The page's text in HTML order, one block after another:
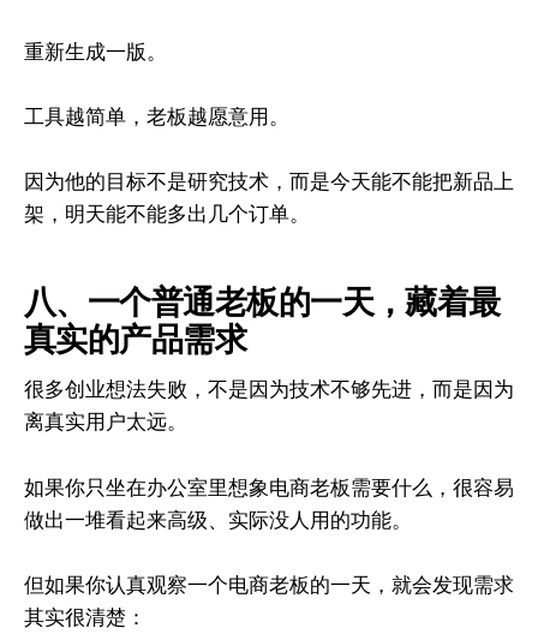
重新生成一版。
工具越简单，老板越愿意用。
因为他的目标不是研究技术，而是今天能不能把新品上
架，明天能不能多出几个订单。
八、一个普通老板的一天，藏着最
真实的产品需求
很多创业想法失败，不是因为技术不够先进，而是因为
离真实用户太远。
如果你只坐在办公室里想象电商老板需要什么，很容易
做出一堆看起来高级、实际没人用的功能。
但如果你认真观察一个电商老板的一天，就会发现需求
其实很清楚：